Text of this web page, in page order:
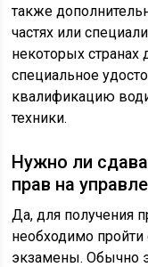
также
частях или
некоторых странах
специальное
квалификацию
техники.
Нужно ли
прав на
Да, для получения
необходимо пройти
экзамены. Обычно